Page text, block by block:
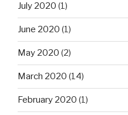
July 2020 (1)
June 2020 (1)
May 2020 (2)
March 2020 (14)
February 2020 (1)